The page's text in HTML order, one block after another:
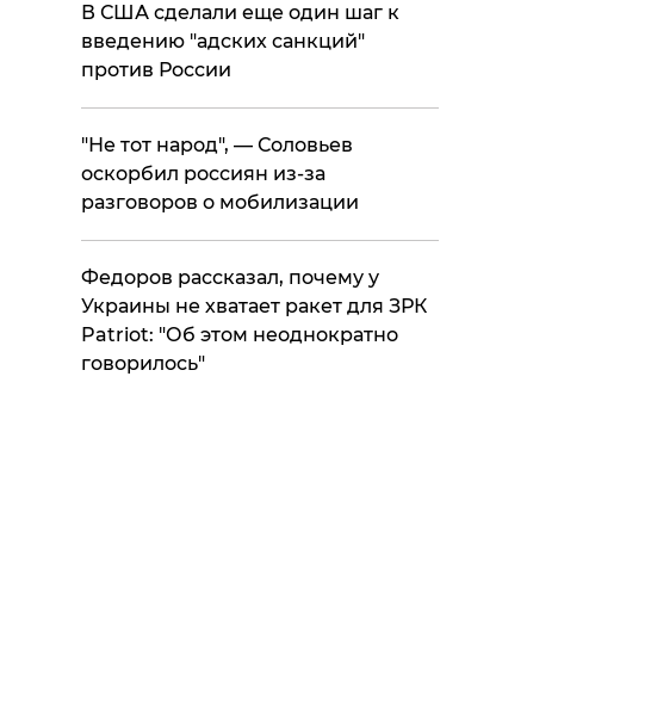
В США сделали еще один шаг к
введению "адских санкций"
против России
​"Не тот народ", — Соловьев
оскорбил россиян из-за
разговоров о мобилизации
Федоров рассказал, почему у
Украины не хватает ракет для ЗРК
Patriot: "Об этом неоднократно
говорилось"